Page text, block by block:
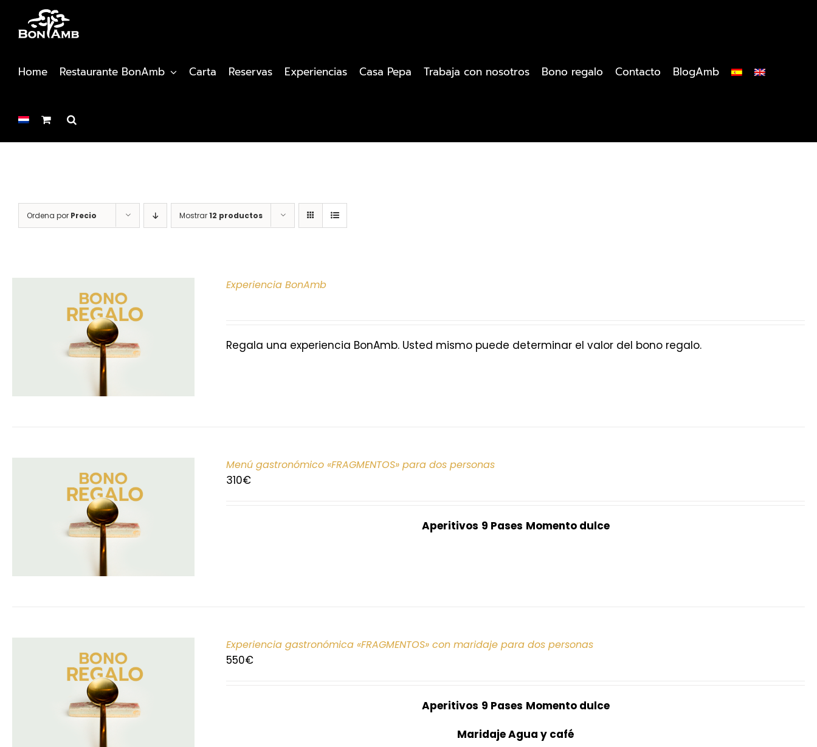
contenido
Home Restaurante BonAmb Carta Reservas Experiencias Casa Pepa Trabaja con nosotros Bono regalo Contacto BlogAmb
Ordena por Precio Mostrar12 productos
Experiencia BonAmb
Regala una experiencia BonAmb. Usted mismo puede determinar el valor del bono regalo.
Menú gastronómico «FRAGMENTOS» para dos personas
310€
Aperitivos 9 Pases Momento dulce
Experiencia gastronómica «FRAGMENTOS» con maridaje para dos personas
550€
Aperitivos 9 Pases Momento dulce
Maridaje Agua y café